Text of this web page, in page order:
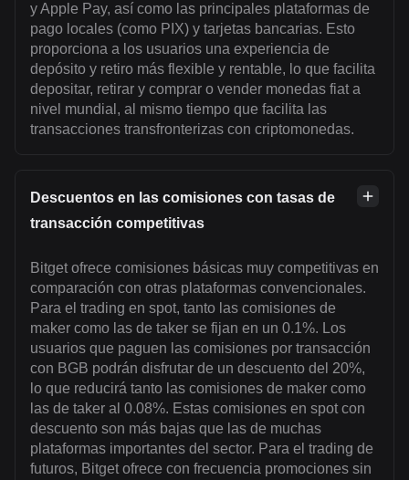
y Apple Pay, así como las principales plataformas de
pago locales (como PIX) y tarjetas bancarias. Esto
proporciona a los usuarios una experiencia de
depósito y retiro más flexible y rentable, lo que facilita
depositar, retirar y comprar o vender monedas fiat a
nivel mundial, al mismo tiempo que facilita las
transacciones transfronterizas con criptomonedas.
Descuentos en las comisiones con tasas de
transacción competitivas
Bitget ofrece comisiones básicas muy competitivas en
comparación con otras plataformas convencionales.
Para el trading en spot, tanto las comisiones de
maker como las de taker se fijan en un 0.1%. Los
usuarios que paguen las comisiones por transacción
con BGB podrán disfrutar de un descuento del 20%,
lo que reducirá tanto las comisiones de maker como
las de taker al 0.08%. Estas comisiones en spot con
descuento son más bajas que las de muchas
plataformas importantes del sector. Para el trading de
futuros, Bitget ofrece con frecuencia promociones sin